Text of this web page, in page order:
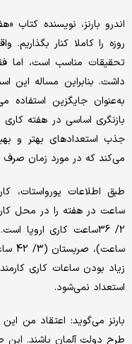
اندرو بارنز، نویسنده کتاب
روزه را کاملا کنار
تحقیقات مناسب است، اما
داشت. بنابراین مساله این
به‌عنوان جایگزین
جذب استعدادهای بهتر و
می‌کند که در مورد زمان صرف
ساعت در هفته را در محل کار
زیاد بودن ساعات کاری
استعداد نمی‌شود.
بارنز می‌گوید: اعتقاد من
طرح دولت آلمان باشند. این